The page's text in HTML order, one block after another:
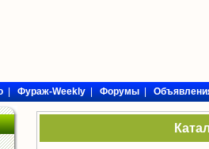
|Фураж-Weekly|Форумы|